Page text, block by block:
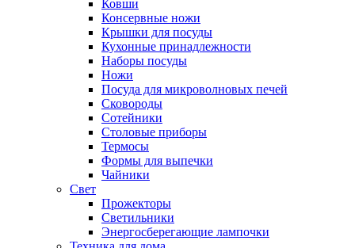
Ковши
Консервные ножи
Крышки для посуды
Кухонные принадлежности
Наборы посуды
Ножи
Посуда для микроволновых печей
Сковороды
Сотейники
Столовые приборы
Термосы
Формы для выпечки
Чайники
Свет
Прожекторы
Светильники
Энергосберегающие лампочки